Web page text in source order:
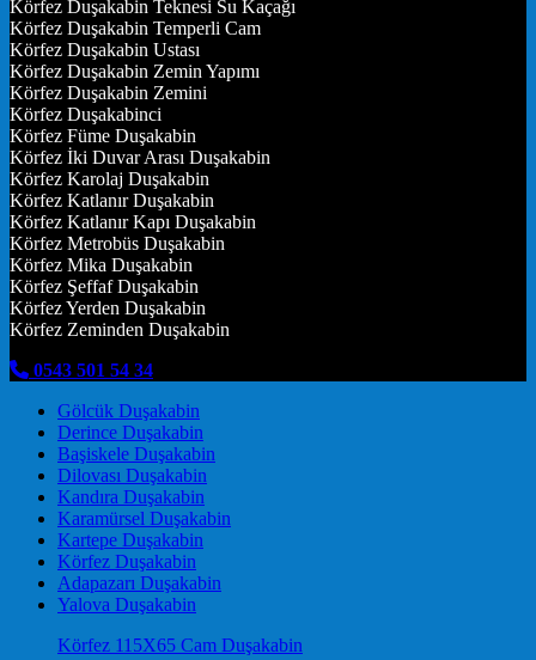
Körfez Duşakabin Teknesi Su Kaçağı
Körfez Duşakabin Temperli Cam
Körfez Duşakabin Ustası
Körfez Duşakabin Zemin Yapımı
Körfez Duşakabin Zemini
Körfez Duşakabinci
Körfez Füme Duşakabin
Körfez İki Duvar Arası Duşakabin
Körfez Karolaj Duşakabin
Körfez Katlanır Duşakabin
Körfez Katlanır Kapı Duşakabin
Körfez Metrobüs Duşakabin
Körfez Mika Duşakabin
Körfez Şeffaf Duşakabin
Körfez Yerden Duşakabin
Körfez Zeminden Duşakabin
0543 501 54 34
Gölcük Duşakabin
Derince Duşakabin
Başiskele Duşakabin
Dilovası Duşakabin
Kandıra Duşakabin
Karamürsel Duşakabin
Kartepe Duşakabin
Körfez Duşakabin
Adapazarı Duşakabin
Yalova Duşakabin
Körfez 115X65 Cam Duşakabin